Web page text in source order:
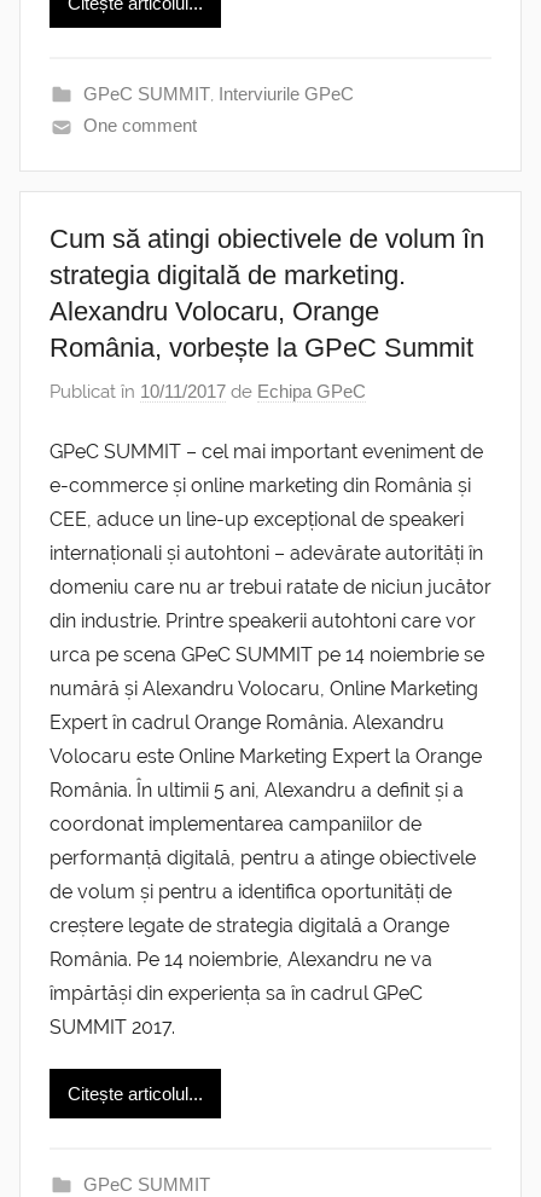
GPeC SUMMIT, Interviurile GPeC
One comment
Cum să atingi obiectivele de volum în
strategia digitală de marketing.
Alexandru Volocaru, Orange
România, vorbește la GPeC Summit
Publicat în 10/11/2017 de Echipa GPeC
GPeC SUMMIT – cel mai important eveniment de
e-commerce și online marketing din România și
CEE, aduce un line-up excepțional de speakeri
internaționali și autohtoni – adevărate autorități în
domeniu care nu ar trebui ratate de niciun jucător
din industrie. Printre speakerii autohtoni care vor
urca pe scena GPeC SUMMIT pe 14 noiembrie se
numără și Alexandru Volocaru, Online Marketing
Expert în cadrul Orange România. Alexandru
Volocaru este Online Marketing Expert la Orange
România. În ultimii 5 ani, Alexandru a definit și a
coordonat implementarea campaniilor de
performanță digitală, pentru a atinge obiectivele
de volum și pentru a identifica oportunități de
creștere legate de strategia digitală a Orange
România. Pe 14 noiembrie, Alexandru ne va
împărtăși din experiența sa în cadrul GPeC
SUMMIT 2017.
Citește articolul...
GPeC SUMMIT